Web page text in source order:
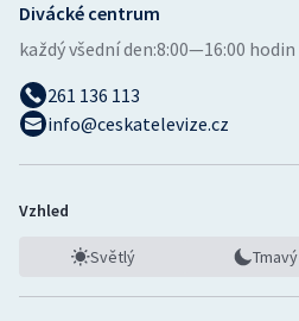
Divácké centrum
každý všední den:8:00—16:00 hodin
261 136 113
info@ceskatelevize.cz
Vzhled
Světlý Tmavý